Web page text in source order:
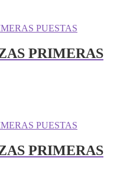
PRIMERAS
PRIMERAS